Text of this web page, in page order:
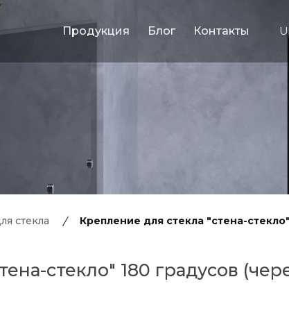
Продукция Блог Контакты
стекла
Крепление для стекла "стена-
стекло" 180 градусов